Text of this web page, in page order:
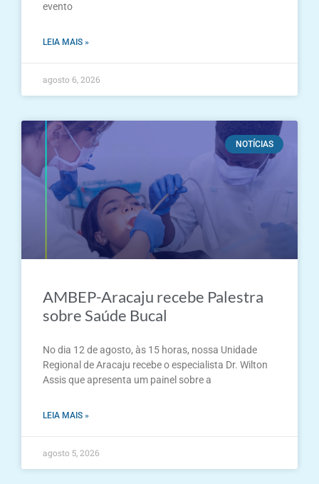
evento
LEIA MAIS »
agosto 6, 2026
NOTÍCIAS
AMBEP-Aracaju recebe Palestra
sobre Saúde Bucal
No dia 12 de agosto, às 15 horas, nossa Unidade
Regional de Aracaju recebe o especialista Dr. Wilton
Assis que apresenta um painel sobre a
LEIA MAIS »
agosto 5, 2026